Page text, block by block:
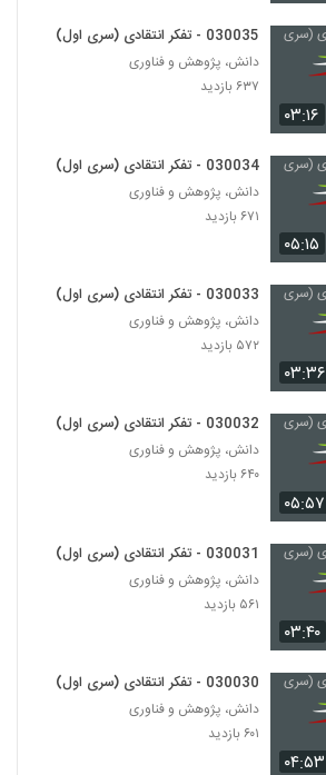
030039 - نظریه انتخاب عقلانی
۵۹۴ بازدید
030040 - نظریه انتخاب عقلانی
030041 - نظریه انتخاب عقلانی
۵۰۳ بازدید
030029 - تفکر انتقادی (سری اول)
۵۸۳ بازدید
030030 - تفکر انتقادی (سری اول)
030031 - تفکر انتقادی (سری اول)
۵۶۱ بازدید
030032 - تفکر انتقادی (سری اول)
۶۴۰ بازدید
030033 - تفکر انتقادی (سری اول)
۰۳:۱۶
030035 - تفکر انتقادی (سری اول)
دانش، پژوهش و فناوری
۶۳۷ بازدید
۰۵:۱۵
030034 - تفکر انتقادی (سری اول)
دانش، پژوهش و فناوری
۶۷۱ بازدید
۰۳:۳۶
030033 - تفکر انتقادی (سری اول)
دانش، پژوهش و فناوری
۵۷۲ بازدید
۰۵:۵۷
030032 - تفکر انتقادی (سری اول)
دانش، پژوهش و فناوری
۶۴۰ بازدید
۰۳:۴۰
030031 - تفکر انتقادی (سری اول)
دانش، پژوهش و فناوری
۵۶۱ بازدید
۰۴:۵۳
030030 - تفکر انتقادی (سری اول)
دانش، پژوهش و فناوری
۶۰۱ بازدید